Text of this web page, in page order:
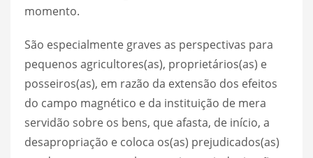
momento.
São especialmente graves as perspectivas para
pequenos agricultores(as), proprietários(as) e
posseiros(as), em razão da extensão dos efeitos
do campo magnético e da instituição de mera
servidão sobre os bens, que afasta, de início, a
desapropriação e coloca os(as) prejudicados(as)